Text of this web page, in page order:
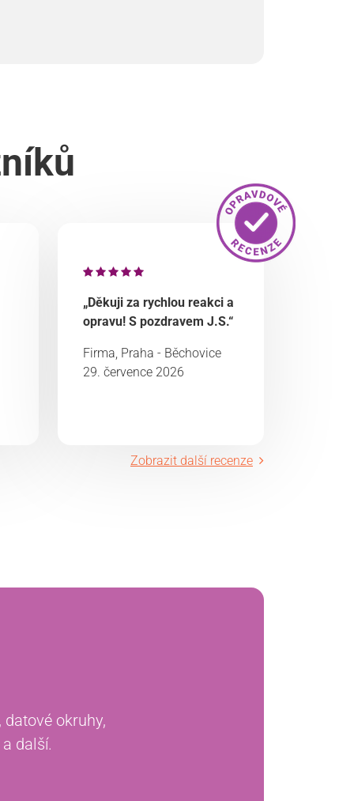
„Děkuji za rychlou reakci a
opravu! S pozdravem J.S.“
Firma, Praha - Běchovice
29. července 2026
Zobrazit další recenze
okruhy,
další.